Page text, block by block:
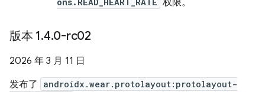
权限。
版本 1.4.0-rc02
2026 年 3 月 11 日
发布了
androidx.wear.protolayout:protolayout-